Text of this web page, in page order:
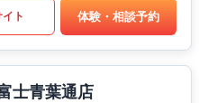
ト 体験・相談予約
士青葉通店